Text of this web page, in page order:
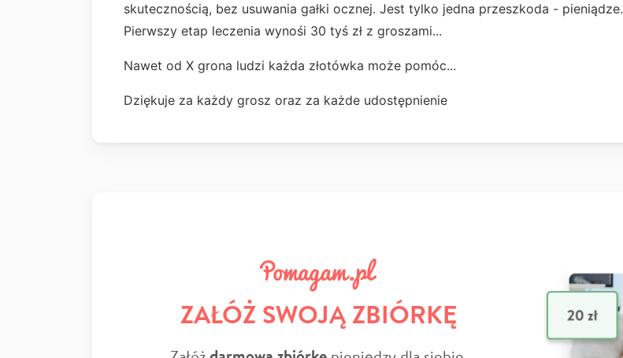
skutecznością, bez usuwania gałki ocznej. Jest tylko jedna przeszkoda - pieniądze.
Pierwszy etap leczenia wynośi 30 tyś zł z groszami...
Nawet od X grona ludzi każda złotówka może pomóc...
Dziękuje za każdy grosz oraz za każde udostępnienie
ZAŁÓŻ SWOJĄ ZBIÓRKĘ